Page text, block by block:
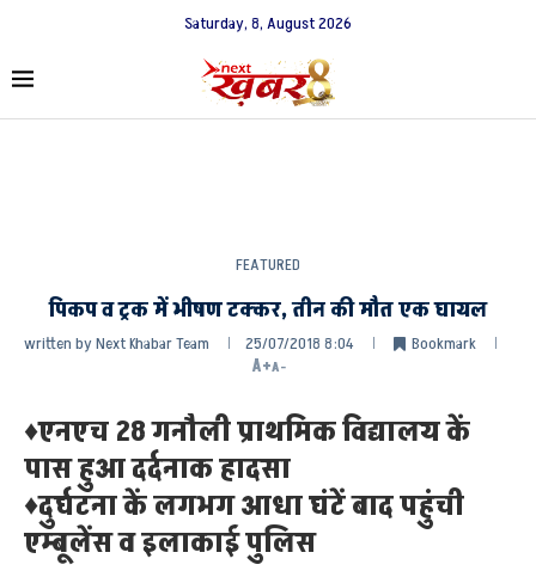
Saturday, 8, August 2026
FEATURED
पिकप व ट्रक में भीषण टक्कर, तीन की मौत एक घायल
written byNext Khabar Team 25/07/2018 8:04
Bookmark
A+A-
♦एनएच 28 गनौली प्राथमिक विद्यालय कें
पास हुआ दर्दनाक हादसा
♦दुर्घटना कें लगभग आधा घंटें बाद पहुंची
एम्बूलेंस व इलाकाई पुलिस